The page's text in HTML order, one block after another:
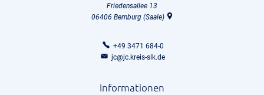
Friedensallee 13
06406 Bernburg (Saale)
+49 3471 684-0
jc@jc.kreis-slk.de
Informationen